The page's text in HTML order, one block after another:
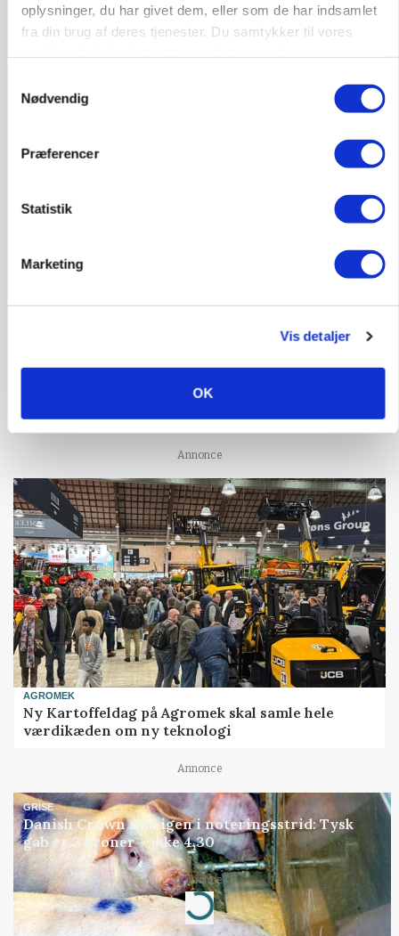
oplysninger, du har givet dem, eller som de har indsamlet
fra din brug af deres tjenester. Du samtykker til vores
Nødvendig
Præferencer
Statistik
Marketing
Vis detaljer
OK
Se flere nyheder her
Fredning binder landmands jord – kommunen
mangler stadig plejeplan
Annonce
AGROMEK
Ny Kartoffeldag på Agromek skal samle hele
værdikæden om ny teknologi
Annonce
GRISE
Danish Crown slår igen i noteringsstrid: Tysk
gab er 3 kroner – ikke 4,30
Annonce
Loading...